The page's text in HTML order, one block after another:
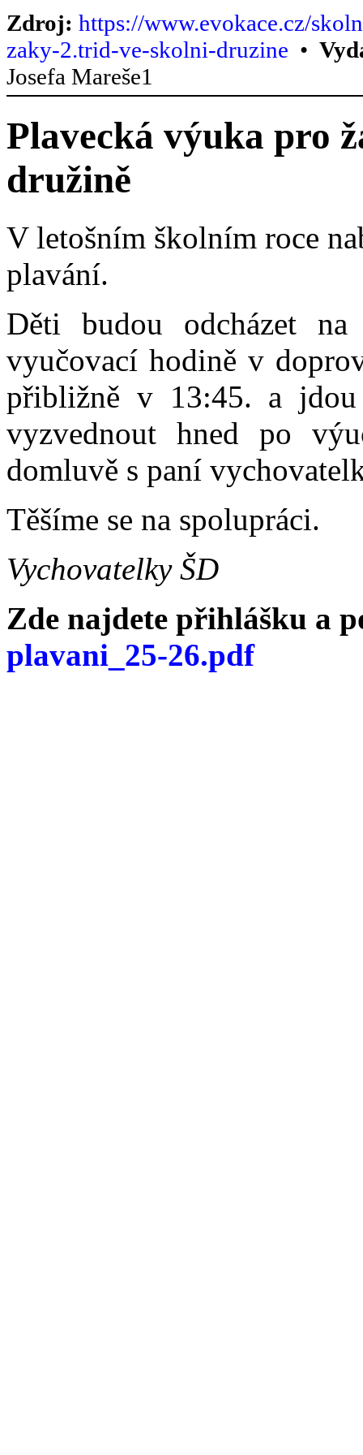
Zdroj: https://www.evokace.cz/
zaky-2.trid-ve-skolni-druzine •
Josefa Mareše1
Plavecká výuka pro
družině
V letošním školním roce
plavání.
Děti budou odcházet
vyučovací hodině v
přibližně v 13:45. a
vyzvednout hned po
domluvě s paní
Těšíme se na spolupráci.
Vychovatelky ŠD
Zde najdete přihlášku a
plavani_25-26.pdf